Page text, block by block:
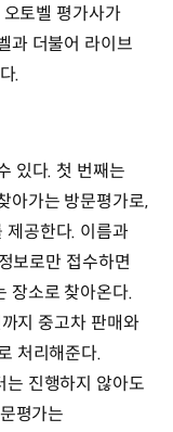
토벨 평가사가
과 더불어 라이브
.
있다. 첫 번째는
아가는 방문평가로,
제공한다. 이름과
보로만 접수하면
장소로 찾아온다.
지 중고차 판매와
처리해준다.
진행하지 않아도
평가는